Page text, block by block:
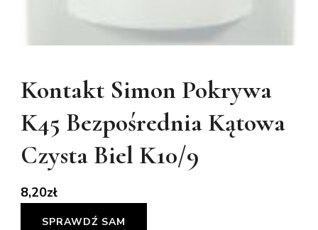
Kontakt Simon Pokrywa
K45 Bezpośrednia Kątowa
Czysta Biel K10/9
8,20zł
SPRAWDŹ SAM